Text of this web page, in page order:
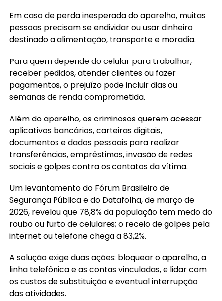
Em caso de perda inesperada do aparelho, muitas
pessoas precisam se endividar ou usar dinheiro
destinado a alimentação, transporte e moradia.
Para quem depende do celular para trabalhar,
receber pedidos, atender clientes ou fazer
pagamentos, o prejuízo pode incluir dias ou
semanas de renda comprometida.
Além do aparelho, os criminosos querem acessar
aplicativos bancários, carteiras digitais,
documentos e dados pessoais para realizar
transferências, empréstimos, invasão de redes
sociais e golpes contra os contatos da vítima.
Um levantamento do Fórum Brasileiro de
Segurança Pública e do Datafolha, de março de
2026, revelou que 78,8% da população tem medo do
roubo ou furto de celulares; o receio de golpes pela
internet ou telefone chega a 83,2%.
A solução exige duas ações: bloquear o aparelho, a
linha telefônica e as contas vinculadas, e lidar com
os custos de substituição e eventual interrupção
das atividades.